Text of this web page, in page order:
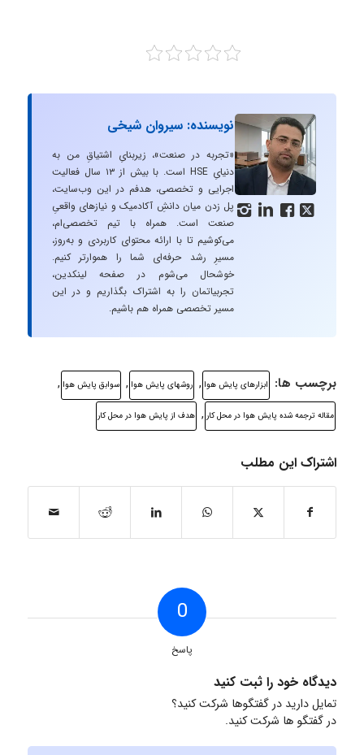
   
نویسنده: سیروان شیخی
«تجربه در صنعت»، زیربنایِ اشتیاقِ من به
دنیایِ HSE است. با بیش از ۱۳ سال فعالیت
اجرایی و تخصصی، هدفم در این وب‌سایت،
پل زدن میان دانشِ آکادمیک و نیازهای واقعیِ
صنعت است. همراه با تیم تخصصی‌ام،
می‌کوشیم تا با ارائه محتوای کاربردی و به‌روز،
مسیرِ رشد حرفه‌ای شما را هموارتر کنیم.
خوشحال می‌شوم در صفحه لینکدین،
تجربیاتمان را به اشتراک بگذاریم و در این
مسیر تخصصی همراه هم باشیم.
برچسب ها: ابزارهای پایش هوا , روشهای پایش هوا , سوابق پایش هوا ,
مقاله ترجمه شده پایش هوا در محل کار , هدف از پایش هوا در محل کار
اشتراک این مطلب
0
پاسخ
دیدگاه خود را ثبت کنید
تمایل دارید در گفتگوها شرکت کنید؟
در گفتگو ها شرکت کنید.